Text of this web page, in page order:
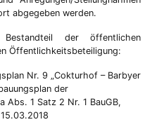
abgegeben werden.
der öffentlichen
Öffentlichkeitsbeteiligung:
Nr. 9 „Cokturhof – Barbyer
der
Abs. 1 Satz 2 Nr. 1 BauGB,